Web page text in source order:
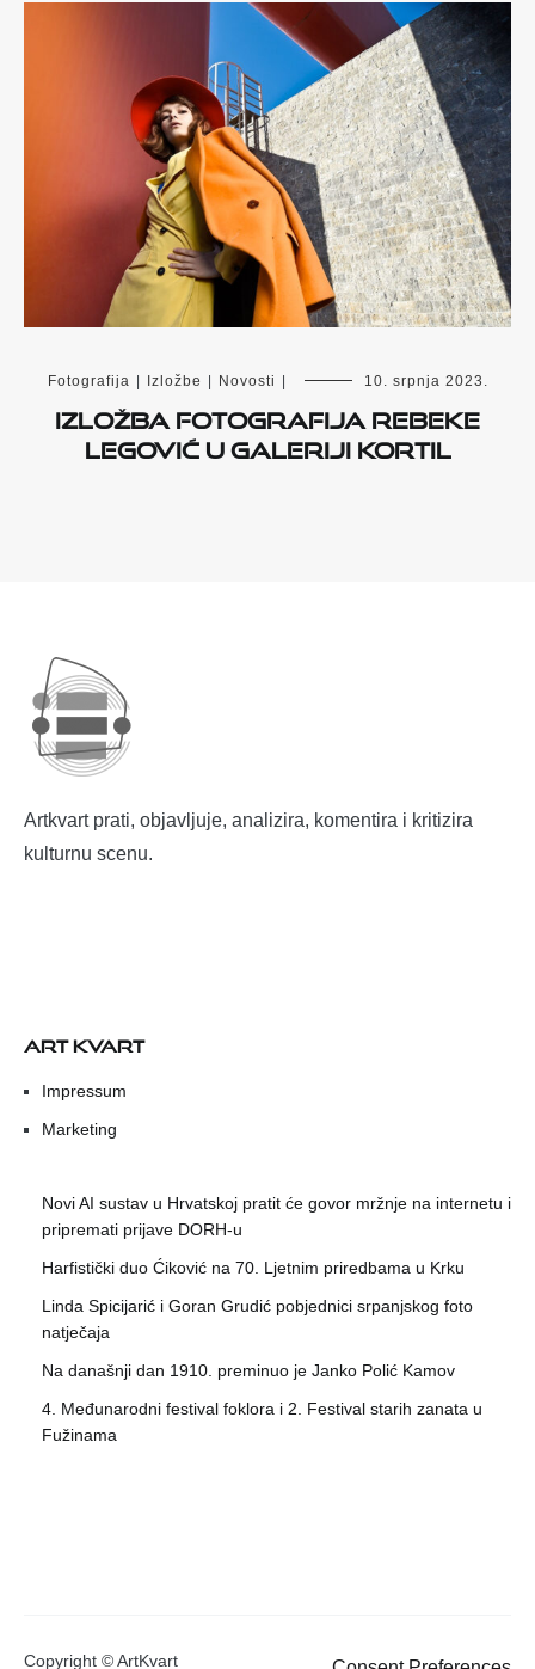
Fotografija Izložbe Novosti 10. srpnja 2023.
Izložba fotografija Rebeke
Legović u Galeriji Kortil
Artkvart prati, objavljuje, analizira, komentira i kritizira
kulturnu scenu.
ART KVART
Impressum
Marketing
Novi AI sustav u Hrvatskoj pratit će govor mržnje na internetu i
pripremati prijave DORH-u
Harfistički duo Ćiković na 70. Ljetnim priredbama u Krku
Linda Spicijarić i Goran Grudić pobjednici srpanjskog foto
natječaja
Na današnji dan 1910. preminuo je Janko Polić Kamov
4. Međunarodni festival foklora i 2. Festival starih zanata u
Fužinama
Copyright © ArtKvart